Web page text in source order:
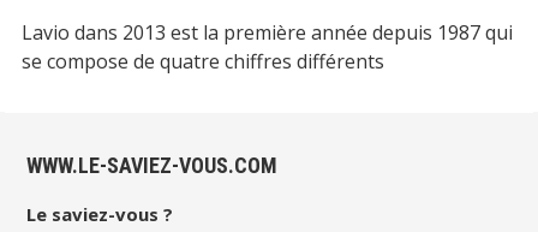
Lavio dans 2013 est la première année depuis 1987 qui
se compose de quatre chiffres différents
WWW.LE-SAVIEZ-VOUS.COM
Le saviez-vous ?